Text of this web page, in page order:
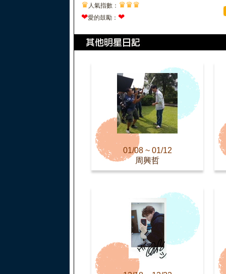
♛ 人氣指數： ♛♛♛
❤愛的鼓勵： ❤
01/08 ~ 01/12
周興哲